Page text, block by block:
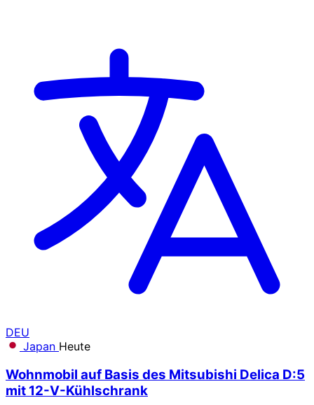
DEU
Japan Heute
Wohnmobil auf Basis des Mitsubishi Delica D:5
mit 12-V-Kühlschrank